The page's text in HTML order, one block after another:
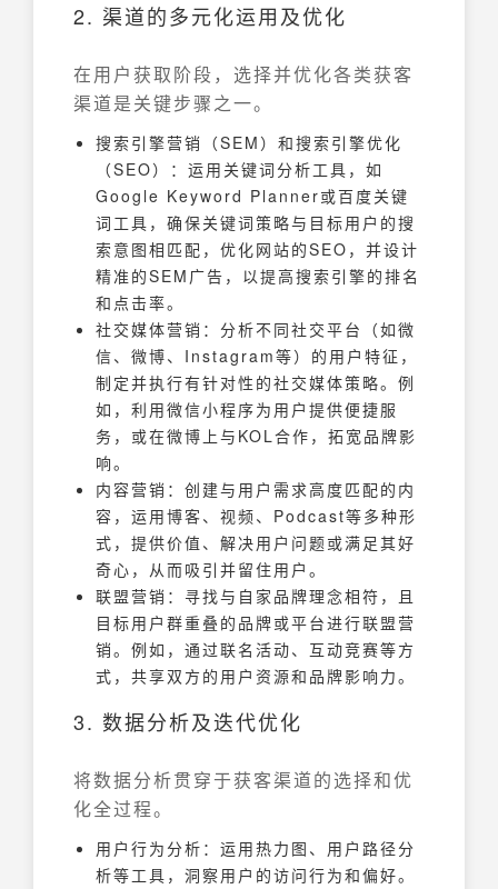
2. 渠道的多元化运用及优化
在用户获取阶段，选择并优化各类获客
渠道是关键步骤之一。
搜索引擎营销（SEM）和搜索引擎优化
（SEO）：运用关键词分析工具，如
Google Keyword Planner或百度关键
词工具，确保关键词策略与目标用户的搜
索意图相匹配，优化网站的SEO，并设计
精准的SEM广告，以提高搜索引擎的排名
和点击率。
社交媒体营销：分析不同社交平台（如微
信、微博、Instagram等）的用户特征，
制定并执行有针对性的社交媒体策略。例
如，利用微信小程序为用户提供便捷服
务，或在微博上与KOL合作，拓宽品牌影
响。
内容营销：创建与用户需求高度匹配的内
容，运用博客、视频、Podcast等多种形
式，提供价值、解决用户问题或满足其好
奇心，从而吸引并留住用户。
联盟营销：寻找与自家品牌理念相符，且
目标用户群重叠的品牌或平台进行联盟营
销。例如，通过联名活动、互动竞赛等方
式，共享双方的用户资源和品牌影响力。
3. 数据分析及迭代优化
将数据分析贯穿于获客渠道的选择和优
化全过程。
用户行为分析：运用热力图、用户路径分
析等工具，洞察用户的访问行为和偏好。